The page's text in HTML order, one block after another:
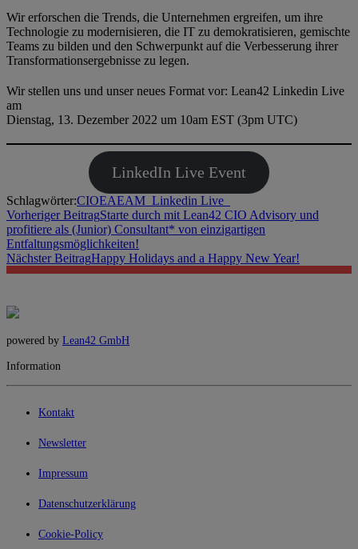
Wir erforschen die Trends, die Unternehmen ergreifen, um ihre
Technologie zu modernisieren, die IT zu demokratisieren, gemischte
Teams zu bilden und den Schwerpunkt auf die Verbesserung ihrer
Transformationsergebnisse zu legen.
Wir stellen uns und unser neues Format vor: Lean42 Linkedin Live
am
Dienstag, 13. Dezember 2022 um 10am EST (3pm UTC)
LinkedIn Live Event
Schlagwörter:CIOEAEAM_ Linkedin Live_
Vorheriger BeitragStarte durch mit Lean42 CIO Advisory und
profitiere als (Junior) Consultant* von einzigartigen
Entfaltungsmöglichkeiten!
Nächster BeitragHappy Holidays and a Happy New Year!
powered by Lean42 GmbH
Information
Kontakt
Newsletter
Impressum
Datenschutzerklärung
Cookie-Policy